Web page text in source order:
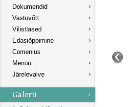
Dokumendid
Vastuvõtt
Vilistlased
Edasiõppimine
Comenius
Menüü
Järelevalve